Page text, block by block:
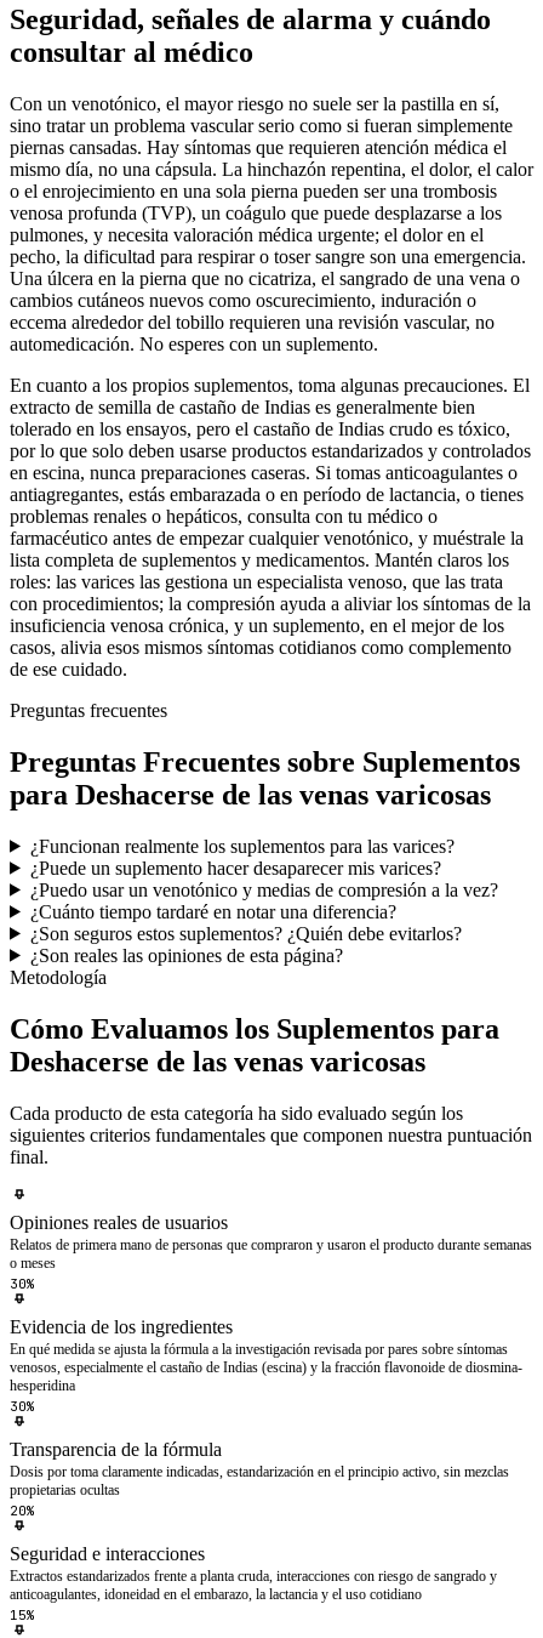
Seguridad, señales de alarma y cuándo
consultar al médico
Con un venotónico, el mayor riesgo no suele ser la pastilla en sí,
sino tratar un problema vascular serio como si fueran simplemente
piernas cansadas. Hay síntomas que requieren atención médica el
mismo día, no una cápsula. La hinchazón repentina, el dolor, el calor
o el enrojecimiento en una sola pierna pueden ser una trombosis
venosa profunda (TVP), un coágulo que puede desplazarse a los
pulmones, y necesita valoración médica urgente; el dolor en el
pecho, la dificultad para respirar o toser sangre son una emergencia.
Una úlcera en la pierna que no cicatriza, el sangrado de una vena o
cambios cutáneos nuevos como oscurecimiento, induración o
eccema alrededor del tobillo requieren una revisión vascular, no
automedicación. No esperes con un suplemento.
En cuanto a los propios suplementos, toma algunas precauciones. El
extracto de semilla de castaño de Indias es generalmente bien
tolerado en los ensayos, pero el castaño de Indias crudo es tóxico,
por lo que solo deben usarse productos estandarizados y controlados
en escina, nunca preparaciones caseras. Si tomas anticoagulantes o
antiagregantes, estás embarazada o en período de lactancia, o tienes
problemas renales o hepáticos, consulta con tu médico o
farmacéutico antes de empezar cualquier venotónico, y muéstrale la
lista completa de suplementos y medicamentos. Mantén claros los
roles: las varices las gestiona un especialista venoso, que las trata
con procedimientos; la compresión ayuda a aliviar los síntomas de la
insuficiencia venosa crónica, y un suplemento, en el mejor de los
casos, alivia esos mismos síntomas cotidianos como complemento
de ese cuidado.
Preguntas frecuentes
Preguntas Frecuentes sobre Suplementos
para Deshacerse de las venas varicosas
¿Funcionan realmente los suplementos para las varices?
¿Puede un suplemento hacer desaparecer mis varices?
¿Puedo usar un venotónico y medias de compresión a la vez?
¿Cuánto tiempo tardaré en notar una diferencia?
¿Son seguros estos suplementos? ¿Quién debe evitarlos?
¿Son reales las opiniones de esta página?
Metodología
Cómo Evaluamos los Suplementos para
Deshacerse de las venas varicosas
Cada producto de esta categoría ha sido evaluado según los
siguientes criterios fundamentales que componen nuestra puntuación
final.
Opiniones reales de usuarios
Relatos de primera mano de personas que compraron y usaron el producto durante semanas
o meses
30%
Evidencia de los ingredientes
En qué medida se ajusta la fórmula a la investigación revisada por pares sobre síntomas
venosos, especialmente el castaño de Indias (escina) y la fracción flavonoide de diosmina-
hesperidina
30%
Transparencia de la fórmula
Dosis por toma claramente indicadas, estandarización en el principio activo, sin mezclas
propietarias ocultas
20%
Seguridad e interacciones
Extractos estandarizados frente a planta cruda, interacciones con riesgo de sangrado y
anticoagulantes, idoneidad en el embarazo, la lactancia y el uso cotidiano
15%